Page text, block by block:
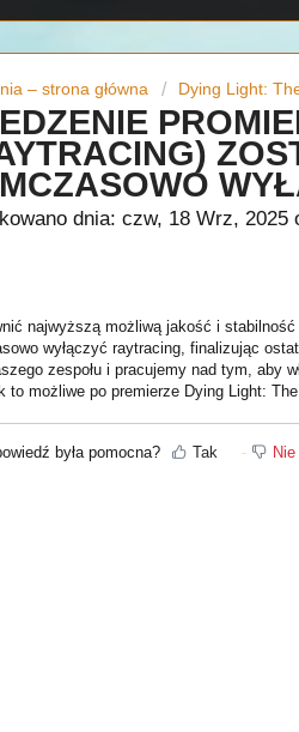
– strona główna Dying Light:
dnia: czw, 18 Wrz, 2025
najwyższą możliwą jakość i
wyłączyć raytracing, finalizując
zespołu i pracujemy nad tym, aby
to możliwe po premierze Dying Light: The
była pomocna? Tak Nie